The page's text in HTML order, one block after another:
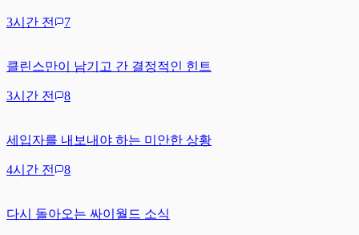
3시간 전 7
클린스만이 남기고 간 결정적인 힌트
3시간 전 8
세입자를 내보내야 하는 미안한 상황
4시간 전 8
다시 돌아오는 싸이월드 소식